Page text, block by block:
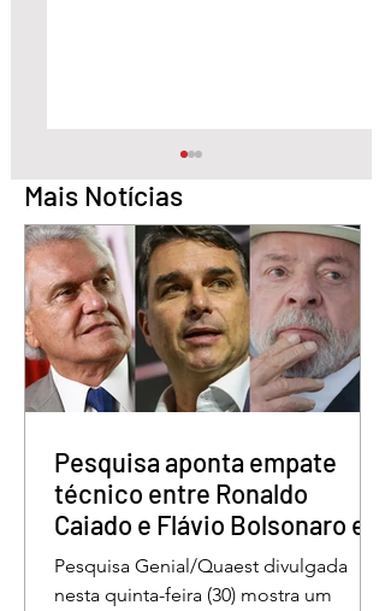
Pesquisa aponta Daniel
Vilela na liderança da
disputa pelo Governo
de Goiás
Mais Notícias
Pesquisa aponta empate
técnico entre Ronaldo
Caiado e Flávio Bolsonaro em
Goiás
Pesquisa Genial/Quaest divulgada
nesta quinta-feira (30) mostra um